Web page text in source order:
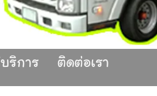
ริการ ติดต่อเรา